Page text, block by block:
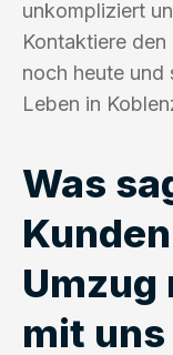
unkompliziert
Kontaktiere
noch heute und
Leben in
Was
Umzug
mit uns